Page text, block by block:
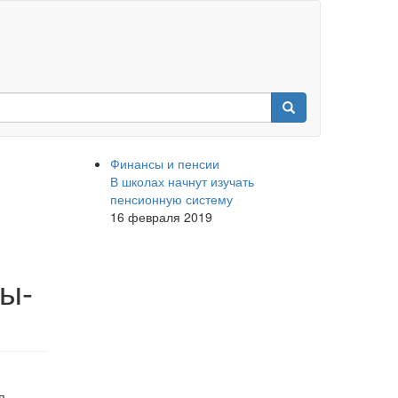
Финансы и пенсии
В школах начнут изучать
пенсионную систему
16 февраля 2019